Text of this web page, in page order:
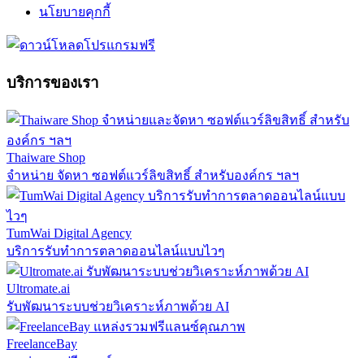
นโยบายคุกกี้
บริการของเรา
Thaiware Shop
จำหน่าย จัดหา ซอฟต์แวร์ลิขสิทธิ์ สำหรับองค์กร ฯลฯ
TumWai Digital Agency
บริการรับทำการตลาดออนไลน์แบบไวๆ
Ultromate.ai
รับพัฒนาระบบช่วยวิเคราะห์ภาพด้วย AI
FreelanceBay